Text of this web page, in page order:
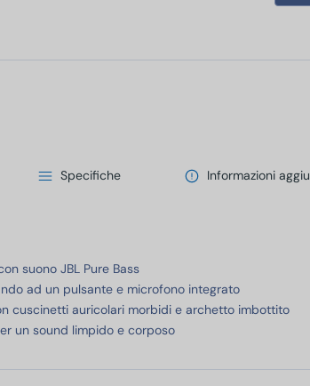
Specifiche Informazioni
suono JBL Pure Bass
ad un pulsante e microfono integrato
cuscinetti auricolari morbidi e archetto imbottito
un sound limpido e corposo